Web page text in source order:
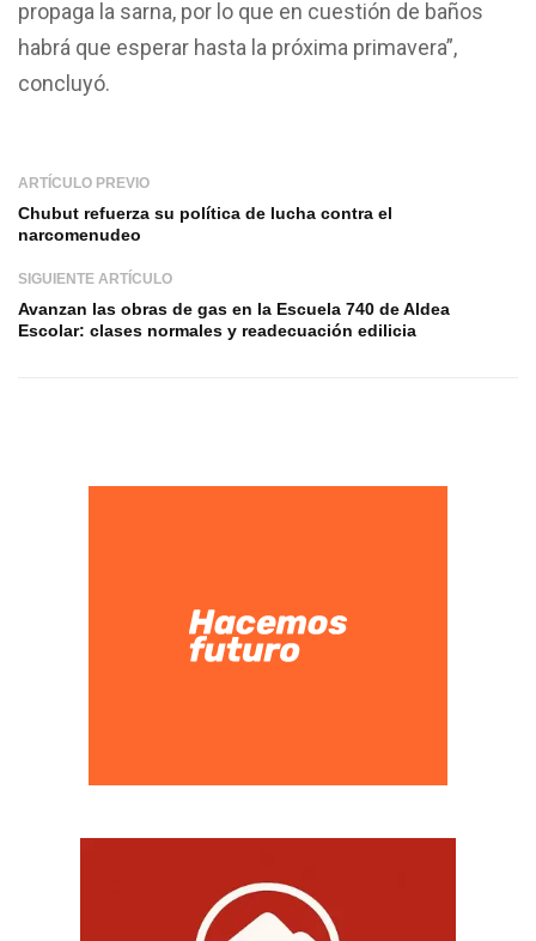
propaga la sarna, por lo que en cuestión de baños
habrá que esperar hasta la próxima primavera”,
concluyó.
ARTÍCULO PREVIO
Chubut refuerza su política de lucha contra el
narcomenudeo
SIGUIENTE ARTÍCULO
Avanzan las obras de gas en la Escuela 740 de Aldea
Escolar: clases normales y readecuación edilicia